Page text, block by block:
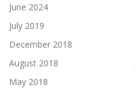
June 2024
July 2019
December 2018
August 2018
May 2018